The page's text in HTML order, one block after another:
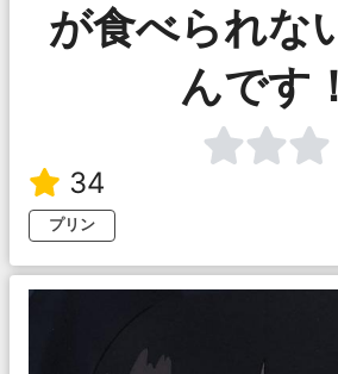
が食べられな
んです！
34
プリン